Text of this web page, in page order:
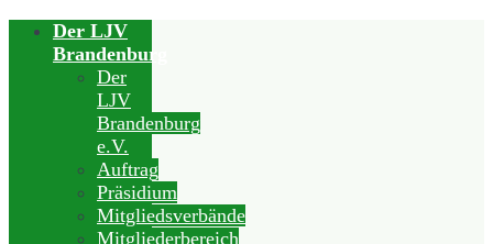
Der LJV
Brandenburg
Der
LJV
Brandenburg
e.V.
Auftrag
Präsidium
Mitgliedsverbände
Mitgliederbereich